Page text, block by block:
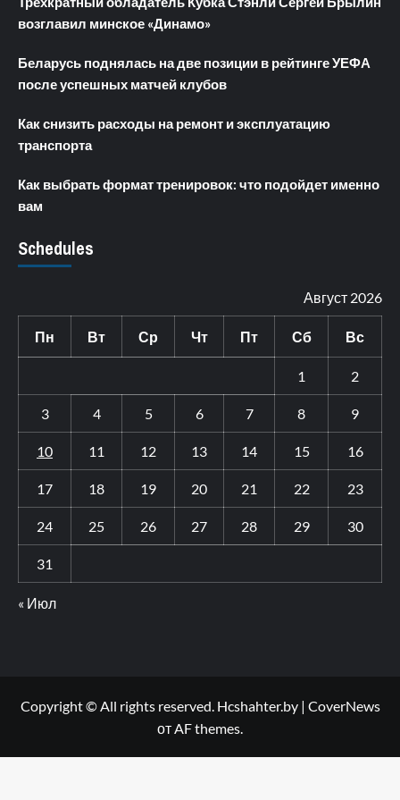
возглавил минское «Динамо»
Беларусь поднялась на две позиции в рейтинге УЕФА
после успешных матчей клубов
Как снизить расходы на ремонт и эксплуатацию
транспорта
Как выбрать формат тренировок: что подойдет именно
вам
Schedules
Август 2026
Пн Вт Ср Чт Пт Сб Вс
1 2
3 4 5 6 7 8 9
10 11 12 13 14 15 16
17 18 19 20 21 22 23
24 25 26 27 28 29 30
31
« Июл
Copyright © All rights reserved. Hcshahter.by | CoverNews
от AF themes.